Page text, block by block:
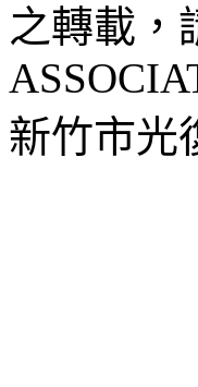
之轉載，
新竹市光